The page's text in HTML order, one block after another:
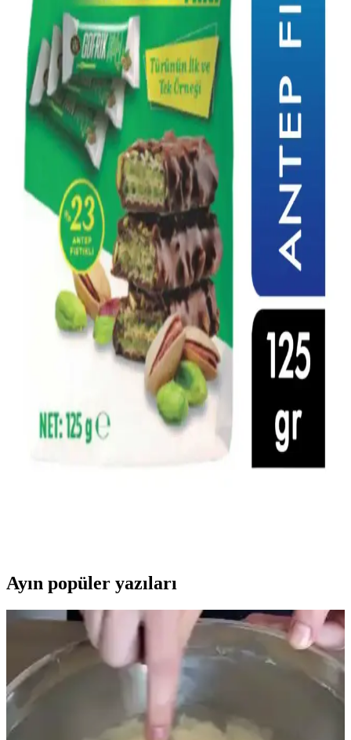
Fazla Havuçları Değerlendirmek İçin Pratik ve
Lezzetli Tarifler ve Saklama Yöntemleri
Fazla havuçları çorba, kek, turşu ve güveç gibi çeşitli pratik tariflerle
değerlendirmek mümkün. Ayrıca dondurma ve saklama
yöntemleriyle uzun süre tazelik korunabilir.
Medjool Hurmasıyla Çeşitli Tarifler: Tatlı ve Tuzlu
Kullanım Önerileri
Medjool hurması, doğal tatlılığı ve yumuşak dokusuyla tatlı ve tuzlu
tariflerde kullanılabilir. Çekirdeği çıkarılarak doldurulabilir,
pişirilebilir veya şurup haline getirilerek doğal tatlandırıcı olarak
değerlendirilebilir.
Evde Kolay Hazırlanan Gıda Ürünleri ile Tasarruf
ve Sağlıklı Beslenme Yöntemleri
Evde ekmek, yoğurt, çorba ve tatlı gibi temel gıdaların hazırlanması,
maliyetleri düşürürken sağlıklı beslenmeyi destekler. Pratik
yöntemlerle zaman ve bütçe tasarrufu sağlanabilir.
Konak Şekerleme ve Tatlı Sektöründe Tüketici
Tercihleri ve Piyasa Analizi
Şekerleme ve tatlı ürünleri, tüketicilerin ilgisini çeken geniş bir
yelpazeye sahiptir. Kalite, hijyen ve doğal içerik ön planda olup,
rekabet ve yenilikçilik sektörde öne çıkmayı sağlar.
Kahve Dünyası Fıstıklı Gofret: Tat ve Lezzetin
Ayın popüler yazıları